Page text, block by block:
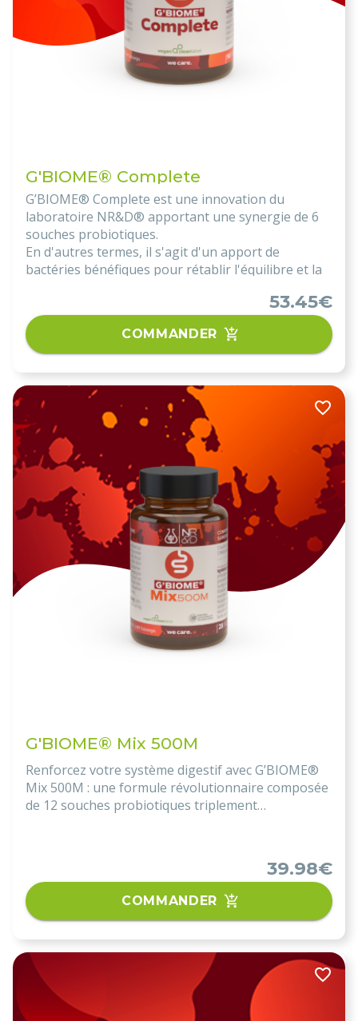
G'BIOME® Complete
G’BIOME® Complete est une innovation du
laboratoire NR&D® apportant une synergie de 6
souches probiotiques.
En d'autres termes, il s'agit d'un apport de
bactéries bénéfiques pour rétablir l'équilibre et la
53.45€
COMMANDER
G'BIOME® Mix 500M
Renforcez votre système digestif avec G’BIOME®
Mix 500M : une formule révolutionnaire composée
de 12 souches probiotiques triplement
39.98€
COMMANDER